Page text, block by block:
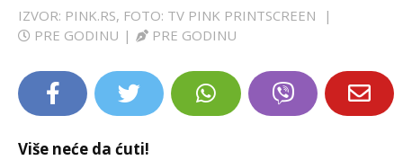
IZVOR: PINK.RS, FOTO: TV PINK PRINTSCREEN
|
PRE GODINU | PRE GODINU
Više neće da ćuti!